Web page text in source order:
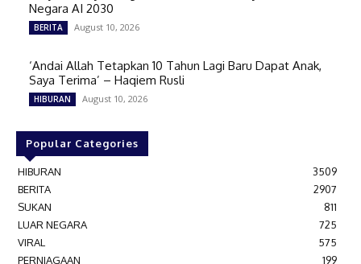
Negara AI 2030
BERITA August 10, 2026
‘Andai Allah Tetapkan 10 Tahun Lagi Baru Dapat Anak,
Saya Terima’ – Haqiem Rusli
HIBURAN August 10, 2026
Popular Categories
HIBURAN
3509
BERITA
2907
SUKAN
811
LUAR NEGARA
725
VIRAL
575
PERNIAGAAN
199